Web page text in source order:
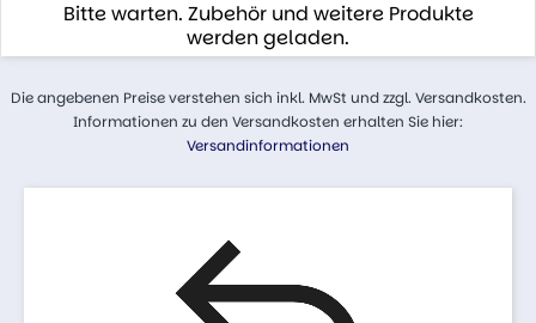
Bitte warten. Zubehör und weitere Produkte
werden geladen.
Die angebenen Preise verstehen sich inkl. MwSt und zzgl. Versandkosten.
Informationen zu den Versandkosten erhalten Sie hier:
Versandinformationen